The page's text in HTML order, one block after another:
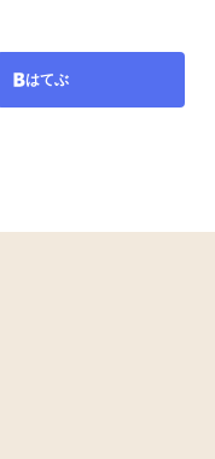
はてぶ